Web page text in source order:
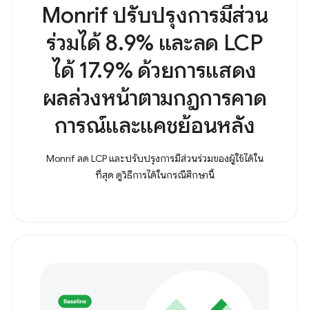
Monrif ปรับปรุงการมีส่วน
ร่วมได้ 8.9% และลด LCP
ได้ 17.9% ด้วยการแสดง
ผลล่วงหน้าตามกฎการคาด
การณ์และแคชย้อนหลัง
Monrif ลด LCP และปรับปรุงการมีส่วนร่วมของผู้ใช้ได้ใน
ที่สุด ดูวิธีการได้ในกรณีศึกษานี้